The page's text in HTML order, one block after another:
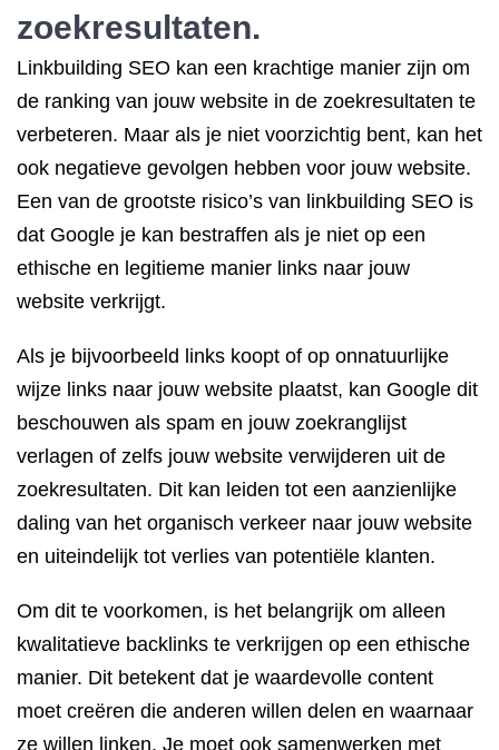
zoekresultaten.
Linkbuilding SEO kan een krachtige manier zijn om
de ranking van jouw website in de zoekresultaten te
verbeteren. Maar als je niet voorzichtig bent, kan het
ook negatieve gevolgen hebben voor jouw website.
Een van de grootste risico’s van linkbuilding SEO is
dat Google je kan bestraffen als je niet op een
ethische en legitieme manier links naar jouw
website verkrijgt.
Als je bijvoorbeeld links koopt of op onnatuurlijke
wijze links naar jouw website plaatst, kan Google dit
beschouwen als spam en jouw zoekranglijst
verlagen of zelfs jouw website verwijderen uit de
zoekresultaten. Dit kan leiden tot een aanzienlijke
daling van het organisch verkeer naar jouw website
en uiteindelijk tot verlies van potentiële klanten.
Om dit te voorkomen, is het belangrijk om alleen
kwalitatieve backlinks te verkrijgen op een ethische
manier. Dit betekent dat je waardevolle content
moet creëren die anderen willen delen en waarnaar
ze willen linken. Je moet ook samenwerken met